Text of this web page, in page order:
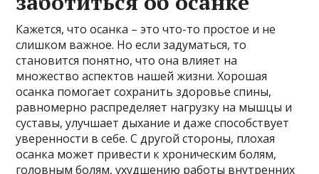
Кажется, что осанка – это что-то простое и не
слишком важное. Но если задуматься, то
становится понятно, что она влияет на
множество аспектов нашей жизни. Хорошая
осанка помогает сохранить здоровье спины,
равномерно распределяет нагрузку на мышцы и
суставы, улучшает дыхание и даже способствует
уверенности в себе. С другой стороны, плохая
осанка может привести к хроническим болям,
головным болям, ухудшению работы внутренних